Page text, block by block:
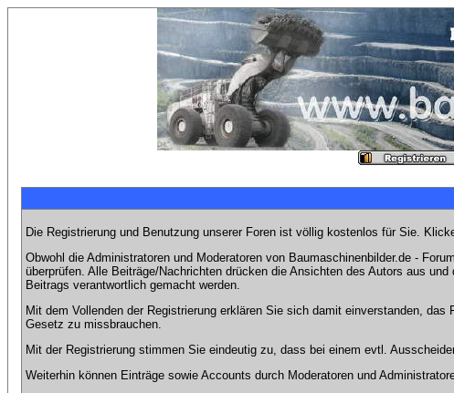
Die Registrierung und Benutzung unserer Foren ist völlig kostenlos für Sie.
Obwohl die Administratoren und Moderatoren von Baumaschinenbilder.de -
überprüfen. Alle Beiträge/Nachrichten drücken die Ansichten des Autors aus
Beitrags verantwortlich gemacht werden.
Mit dem Vollenden der Registrierung erklären Sie sich damit einverstanden,
Gesetz zu missbrauchen.
Mit der Registrierung stimmen Sie eindeutig zu, dass bei einem evtl.
Weiterhin können Einträge sowie Accounts durch Moderatoren und